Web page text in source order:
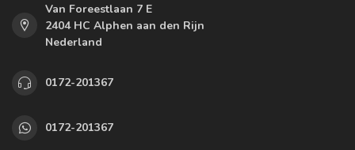
Van Foreestlaan 7 E
2404 HC Alphen aan den Rijn
Nederland
0172-201367
0172-201367